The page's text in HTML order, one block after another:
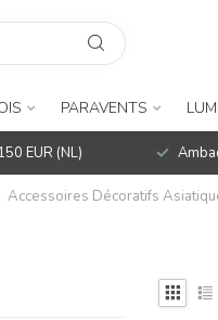
PARAVENTS
EUR (NL)
Accessoires Décoratifs